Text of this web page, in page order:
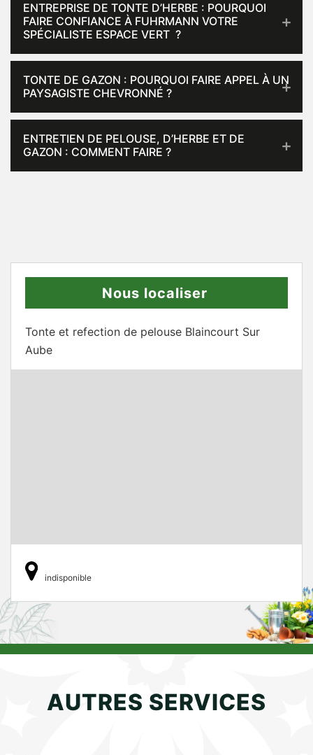
ENTREPRISE DE TONTE D’HERBE : POURQUOI
FAIRE CONFIANCE À FUHRMANN VOTRE
SPÉCIALISTE ESPACE VERT ?
TONTE DE GAZON : POURQUOI FAIRE APPEL À UN
PAYSAGISTE CHEVRONNÉ ?
ENTRETIEN DE PELOUSE, D’HERBE ET DE
GAZON : COMMENT FAIRE ?
Nous localiser
Tonte et refection de pelouse Blaincourt Sur
Aube
indisponible
AUTRES SERVICES